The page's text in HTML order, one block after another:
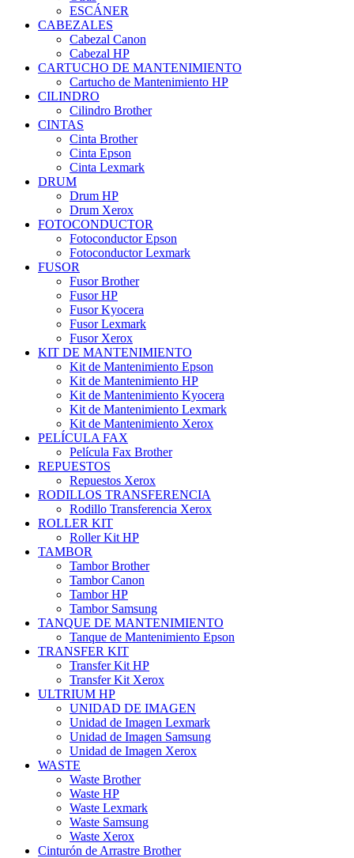
ESCÁNER
CABEZALES
Cabezal Canon
Cabezal HP
CARTUCHO DE MANTENIMIENTO
Cartucho de Mantenimiento HP
CILINDRO
Cilindro Brother
CINTAS
Cinta Brother
Cinta Epson
Cinta Lexmark
DRUM
Drum HP
Drum Xerox
FOTOCONDUCTOR
Fotoconductor Epson
Fotoconductor Lexmark
FUSOR
Fusor Brother
Fusor HP
Fusor Kyocera
Fusor Lexmark
Fusor Xerox
KIT DE MANTENIMIENTO
Kit de Mantenimiento Epson
Kit de Mantenimiento HP
Kit de Mantenimiento Kyocera
Kit de Mantenimiento Lexmark
Kit de Mantenimiento Xerox
PELÍCULA FAX
Película Fax Brother
REPUESTOS
Repuestos Xerox
RODILLOS TRANSFERENCIA
Rodillo Transferencia Xerox
ROLLER KIT
Roller Kit HP
TAMBOR
Tambor Brother
Tambor Canon
Tambor HP
Tambor Samsung
TANQUE DE MANTENIMIENTO
Tanque de Mantenimiento Epson
TRANSFER KIT
Transfer Kit HP
Transfer Kit Xerox
ULTRIUM HP
UNIDAD DE IMAGEN
Unidad de Imagen Lexmark
Unidad de Imagen Samsung
Unidad de Imagen Xerox
WASTE
Waste Brother
Waste HP
Waste Lexmark
Waste Samsung
Waste Xerox
Cinturón de Arrastre Brother